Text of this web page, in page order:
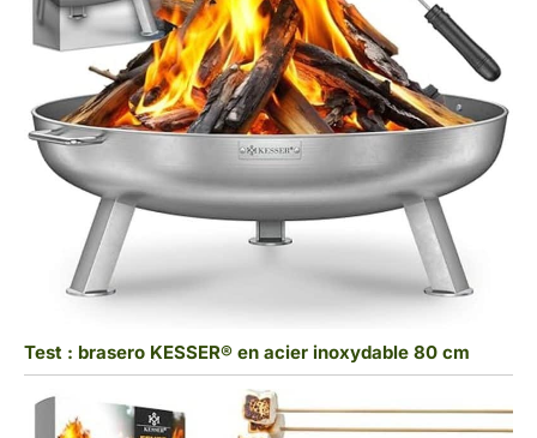
Test : brasero KESSER® en acier inoxydable 80 cm